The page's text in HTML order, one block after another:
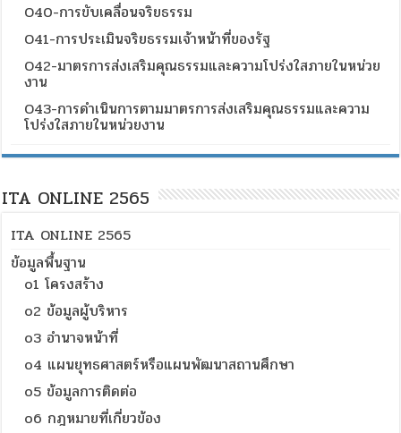
O40-การขับเคลื่อนจริยธรรม
O41-การประเมินจริยธรรมเจ้าหน้าที่ของรัฐ
O42-มาตรการส่งเสริมคุณธรรมและความโปร่งใสภายในหน่วย
งาน
O43-การดำเนินการตามมาตรการส่งเสริมคุณธรรมและความ
โปร่งใสภายในหน่วยงาน
ITA ONLINE 2565
ITA ONLINE 2565
ข้อมูลพื้นฐาน
o1 โครงสร้าง
o2 ข้อมูลผู้บริหาร
o3 อำนาจหน้าที่
o4 แผนยุทธศาสตร์หรือแผนพัฒนาสถานศึกษา
o5 ข้อมูลการติดต่อ
o6 กฎหมายที่เกี่ยวข้อง